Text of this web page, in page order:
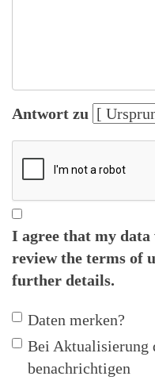
Antwort zu
I agree that my data
review the terms of
further details.
Daten merken?
Bei Aktualisierung
benachrichtigen